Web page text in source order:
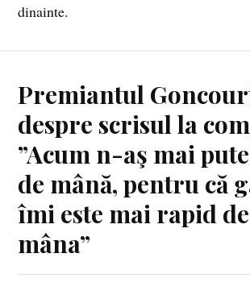
dinainte.
Premiantul
despre scrisul la
”Acum n-aş mai
de mână, pentru că
îmi este mai rapid
mâna”